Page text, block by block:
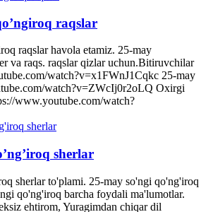
raqslar
raqslar havola etamiz. 25-may
va raqs. raqslar qizlar uchun.Bitiruvchilar
watch?v=x1FWnJ1Cqkc 25-may
watch?v=ZWcIj0r2oLQ Oxirgi
www.youtube.com/watch?
sherlar
sherlar to'plami. 25-may so'ngi qo'ng'iroq
qo'ng'iroq barcha foydali ma'lumotlar.
ehtirom, Yuragimdan chiqar dil